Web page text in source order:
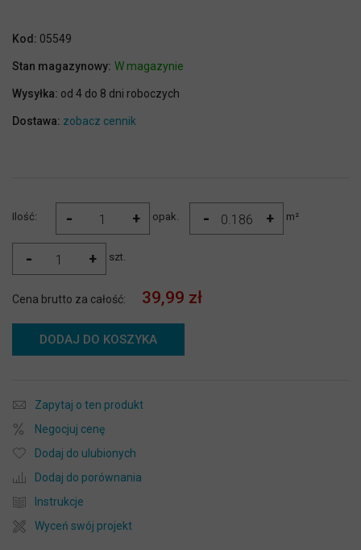
Kod: 05549
Stan magazynowy: W magazynie
Wysyłka: od 4 do 8 dni roboczych
Dostawa: zobacz cennik
Ilość: - + opak. - + m²
- + szt.
Cena brutto za całość: 39,99 zł
DODAJ DO KOSZYKA
Zapytaj o ten produkt
Negocjuj cenę
Dodaj do ulubionych
Dodaj do porównania
Instrukcje
Wyceń swój projekt